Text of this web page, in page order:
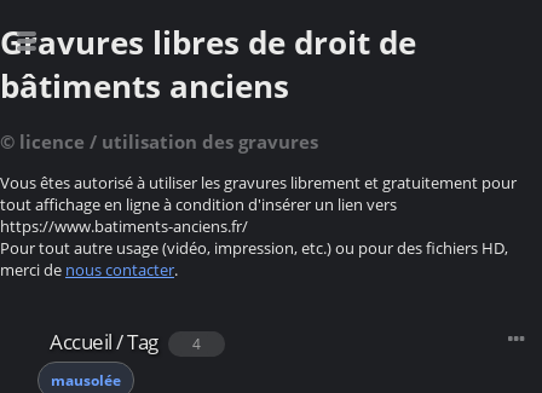
Gravures libres de droit de
bâtiments anciens
© licence / utilisation des gravures
Vous êtes autorisé à utiliser les gravures librement et gratuitement pour
tout affichage en ligne à condition d'insérer un lien vers
https://www.batiments-anciens.fr/
Pour tout autre usage (vidéo, impression, etc.) ou pour des fichiers HD,
merci de nous contacter.
Accueil/Tag
4
mausolée